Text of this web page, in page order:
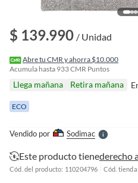
$ 139.990 / Unidad
Abre tu CMR y ahorra $10.000
Acumula hasta 933CMR Puntos
Llega mañana Retira mañana
ECO
Vendido por SodimacS
r
n
f
Este producto tienederecho
Cód. del producto: 110204796 Cód.